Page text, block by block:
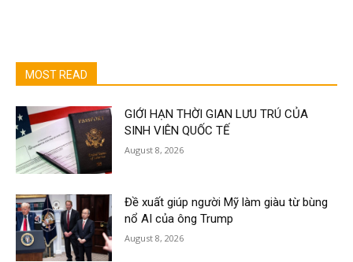
MOST READ
GIỚI HẠN THỜI GIAN LƯU TRÚ CỦA
SINH VIÊN QUỐC TẾ
August 8, 2026
Đề xuất giúp người Mỹ làm giàu từ bùng
nổ AI của ông Trump
August 8, 2026